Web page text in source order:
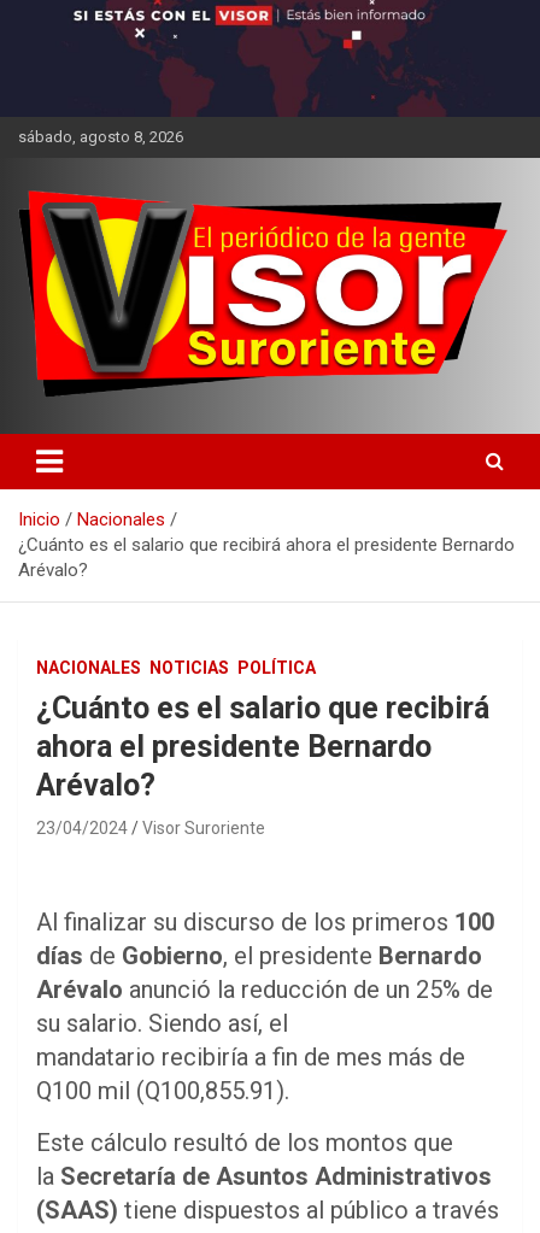
sábado, agosto 8, 2026
Inicio
Nacionales
¿Cuánto es el salario que recibirá ahora el presidente Bernardo
Arévalo?
NACIONALES NOTICIAS POLÍTICA
¿Cuánto es el salario que recibirá
ahora el presidente Bernardo
Arévalo?
23/04/2024 Visor Suroriente
Al finalizar su discurso de los primeros 100
días de Gobierno, el presidente Bernardo
Arévalo anunció la reducción de un 25% de
su salario. Siendo así, el
mandatario recibiría a fin de mes más de
Q100 mil (Q100,855.91).
Este cálculo resultó de los montos que
la Secretaría de Asuntos Administrativos
(SAAS) tiene dispuestos al público a través